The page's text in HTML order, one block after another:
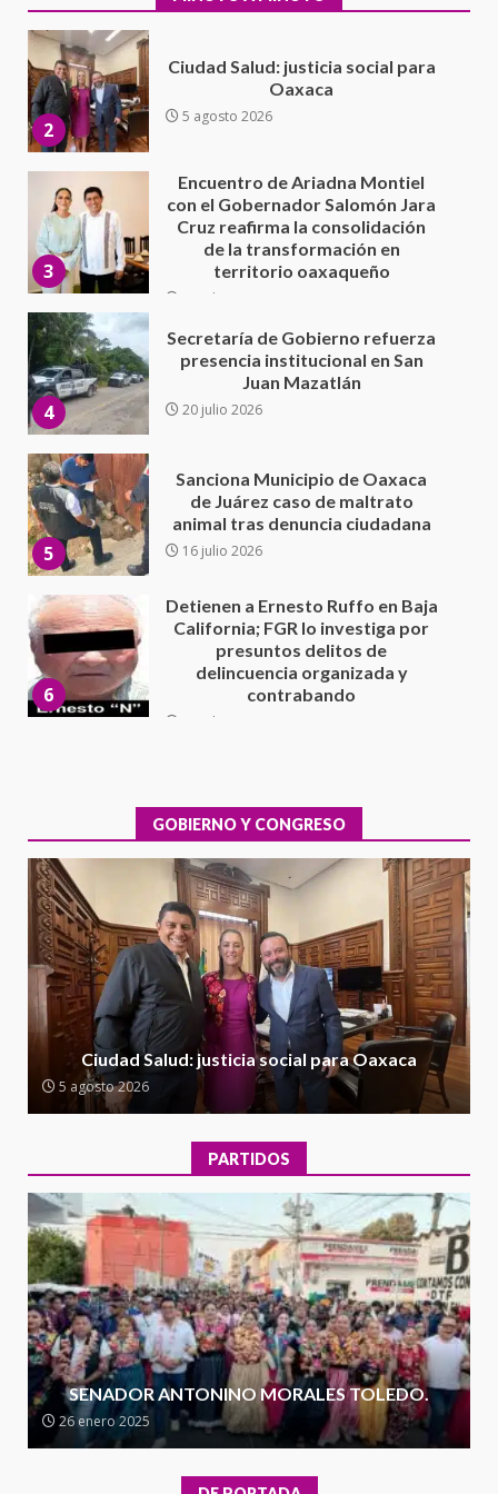
3
con el Gobernador Salomón Jara
Cruz reafirma la consolidación
de la transformación en
4
Secretaría de Gobierno refuerza
presencia institucional en San
Juan Mazatlán
20 julio 2026
5
Sanciona Municipio de Oaxaca
de Juárez caso de maltrato
animal tras denuncia ciudadana
16 julio 2026
6
California; FGR lo investiga por
presuntos delitos de
delincuencia organizada y
contrabando
7
Sin paso carretera Oaxaca-
Cuacnopalan
26 junio 2026
1
integral de las instalaciones de la
Escuela Secundaria General
Moisés Sáenz Garza
5 agosto 2026
2
Ciudad Salud: justicia social para
Oaxaca
5 agosto 2026
3
Encuentro de Ariadna Montiel
con el Gobernador Salomón Jara
Cruz reafirma la consolidación
de la transformación en
territorio oaxaqueño
30 julio 2026
4
presencia institucional en San
Juan Mazatlán
20 julio 2026
5
Sanciona Municipio de Oaxaca
de Juárez caso de maltrato
animal tras denuncia ciudadana
16 julio 2026
Detienen a Ernesto Ruffo en Baja
California; FGR lo investiga por
GOBIERNO Y CONGRESO
Ciudad Salud: justicia social para Oaxaca
5 agosto 2026
PARTIDOS
SENADOR ANTONINO MORALES TOLEDO.
26 enero 2025